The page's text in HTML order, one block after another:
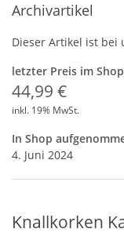
Archivartikel
Dieser Artikel ist bei
letzter Preis im
44,99 €
inkl. 19% MwSt.
In Shop
4. Juni 2024
Knallkorken